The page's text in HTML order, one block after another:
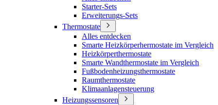
Starter-Sets
Erweiterungs-Sets
Thermostate
Alles entdecken
Smarte Heizkörperhermostate im Vergleich
Heizkörperthermostate
Smarte Wandthermostate im Vergleich
Fußbodenheizungsthermostate
Raumthermostate
Klimaanlagensteuerung
Heizungssensoren